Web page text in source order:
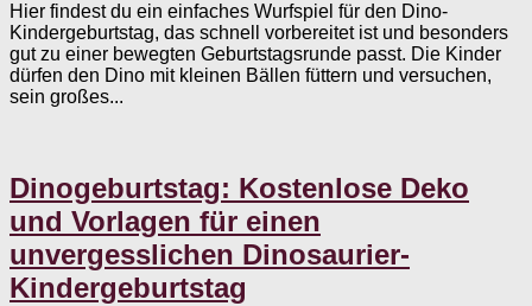
Hier findest du ein einfaches Wurfspiel für den Dino-
Kindergeburtstag, das schnell vorbereitet ist und besonders
gut zu einer bewegten Geburtstagsrunde passt. Die Kinder
dürfen den Dino mit kleinen Bällen füttern und versuchen,
sein großes...
Dinogeburtstag: Kostenlose Deko
und Vorlagen für einen
unvergesslichen Dinosaurier-
Kindergeburtstag